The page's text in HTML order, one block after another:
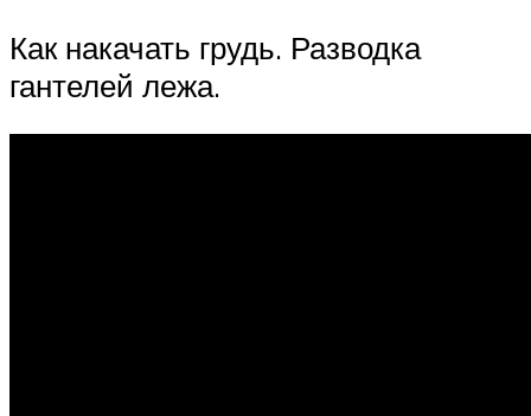
Как накачать грудь. Разводка
гантелей лежа.